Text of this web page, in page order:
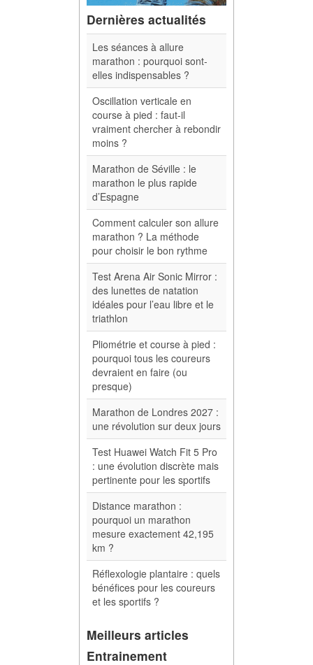
Dernières actualités
Les séances à allure
marathon : pourquoi sont-
elles indispensables ?
Oscillation verticale en
course à pied : faut-il
vraiment chercher à rebondir
moins ?
Marathon de Séville : le
marathon le plus rapide
d’Espagne
Comment calculer son allure
marathon ? La méthode
pour choisir le bon rythme
Test Arena Air Sonic Mirror :
des lunettes de natation
idéales pour l’eau libre et le
triathlon
Pliométrie et course à pied :
pourquoi tous les coureurs
devraient en faire (ou
presque)
Marathon de Londres 2027 :
une révolution sur deux jours
Test Huawei Watch Fit 5 Pro
: une évolution discrète mais
pertinente pour les sportifs
Distance marathon :
pourquoi un marathon
mesure exactement 42,195
km ?
Réflexologie plantaire : quels
bénéfices pour les coureurs
et les sportifs ?
Meilleurs articles
Entrainement